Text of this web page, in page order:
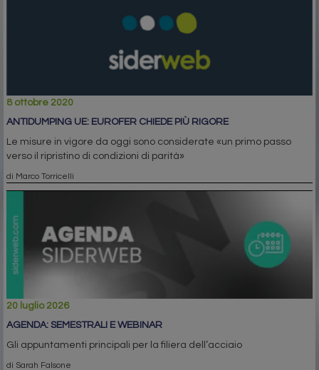
8 ottobre 2020
ANTIDUMPING UE: EUROFER CHIEDE PIÙ RIGORE
Le misure in vigore da oggi sono considerate «un primo passo
verso il ripristino di condizioni di parità»
di Marco Torricelli
20 luglio 2026
AGENDA: SEMESTRALI E WEBINAR
Gli appuntamenti principali per la filiera dell’acciaio
di Sarah Falsone